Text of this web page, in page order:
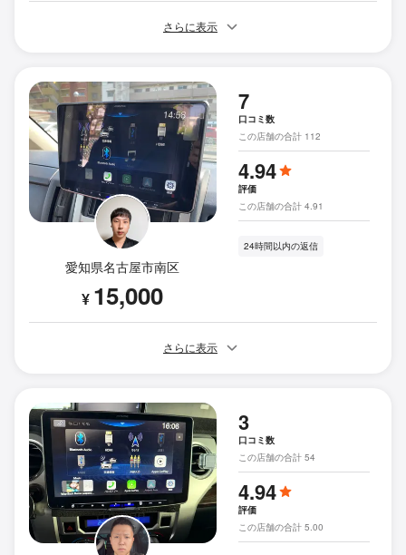
さらに表示
愛知県名古屋市南区
¥ 15,000
7
口コミ数
この店舗の合計 112
4.94
評価
この店舗の合計 4.91
24時間以内の返信
さらに表示
3
口コミ数
この店舗の合計 54
4.94
評価
この店舗の合計 5.00